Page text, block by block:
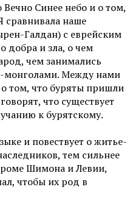
Синее небо и о том,
сравнивала наше
Галдан) с еврейским
добра и зла, о чем
чем занимались
монголами. Между нами
о том, что буряты пришли
что существует
к бурятскому.
и повествует о житье-
тем сильнее
Шимона и Левии,
чтобы их род в